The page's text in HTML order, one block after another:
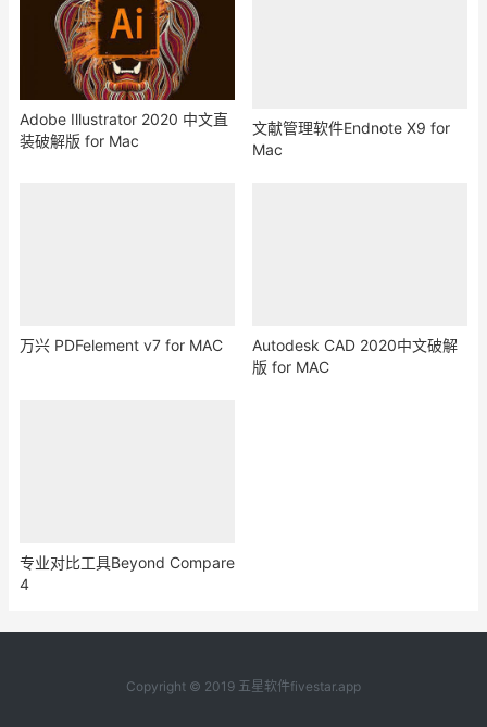
Adobe Illustrator 2020 中文直
装破解版 for Mac
文献管理软件Endnote X9 for
Mac
万兴 PDFelement v7 for MAC
Autodesk CAD 2020中文破解
版 for MAC
专业对比工具Beyond Compare
4
Copyright © 2019 五星软件fivestar.app